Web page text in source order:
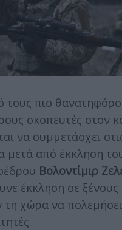
τους πιο
σκοπευτές στον
να συμμετάσχει
μετά από έκκληση
Βολοντίμιρ
έκκληση σε ξένους
χώρα να